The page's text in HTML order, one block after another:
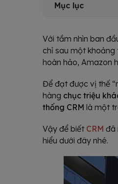
Mục lục
Với tầm nhìn ban
chỉ sau một khoảng
hoàn hảo, Amazon
Để đạt được vị thế
hàng chục triệu
thống CRM là một
Vậy để biết CRM đã
hiểu dưới đây nhé.